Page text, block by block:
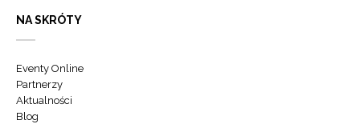
NA SKRÓTY
Eventy Online
Partnerzy
Aktualności
Blog